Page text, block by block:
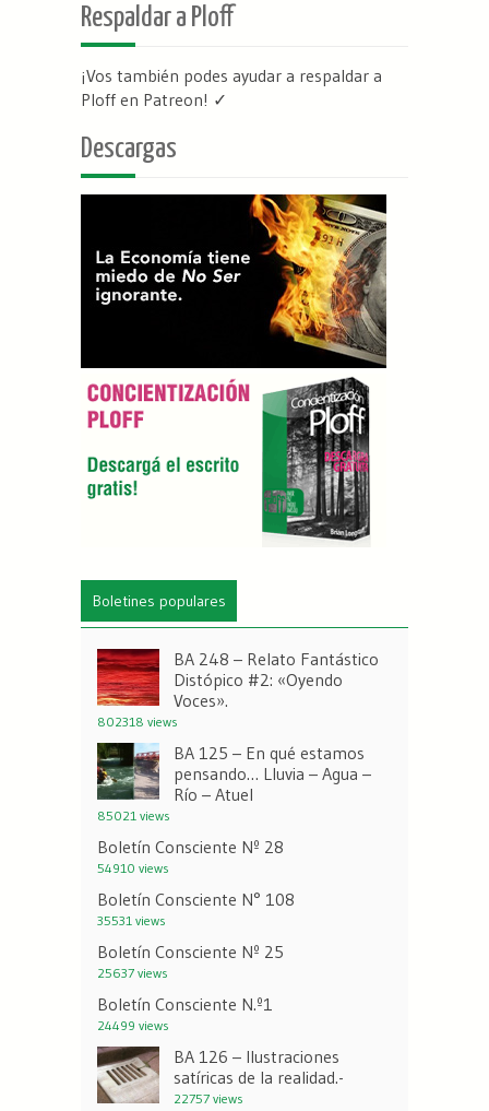
Respaldar a Ploff
¡Vos también podes ayudar a respaldar a
Ploff en Patreon! ✓
Descargas
Boletines populares
BA 248 – Relato Fantástico
Distópico #2: «Oyendo
Voces».
802318 views
BA 125 – En qué estamos
pensando… Lluvia – Agua –
Río – Atuel
85021 views
Boletín Consciente Nº 28
54910 views
Boletín Consciente N° 108
35531 views
Boletín Consciente Nº 25
25637 views
Boletín Consciente N.º1
24499 views
BA 126 – Ilustraciones
satíricas de la realidad.-
22757 views